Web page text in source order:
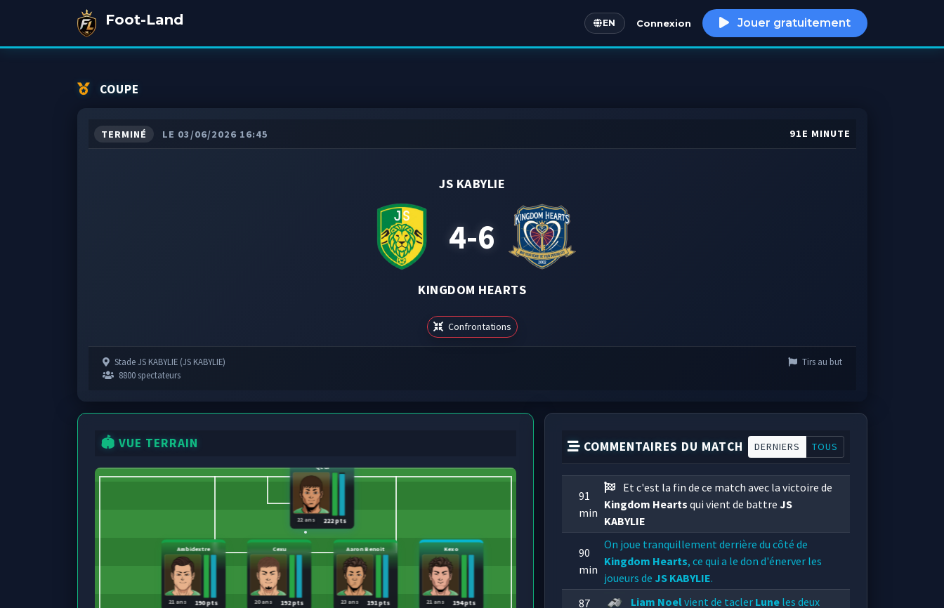
Foot-Land EN
English Connexion Jouer gratuitement
COUPE
TERMINÉ LE 03/06/2026 16:45 91E MINUTE
JS KABYLIE
4-6
KINGDOM HEARTS
Confrontations
Stade JS KABYLIE (JS KABYLIE)
8800 spectateurs
Tirs au but
🏟️ VUE TERRAIN
Qedi
222 pts
22 ans
Ambidextre
190 pts
21 ans
Cexu
192 pts
20 ans
Aaron Benoit
191 pts
23 ans
Kexo
194 pts
21 ans
COMMENTAIRES DU MATCH DERNIERS TOUS
91
min
Et c'est la fin de ce match avec la victoire de
Kingdom Hearts qui vient de battreJS
KABYLIE
90
min
On joue tranquillement derrière du côté de
Kingdom Hearts, ce qui a le don d'énerver les
joueurs de JS KABYLIE.
87
Liam Noel vient de tacler Lune les deux